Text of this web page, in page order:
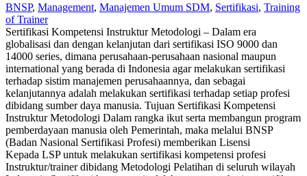
BNSP, Management, Manajemen Umum SDM, Sertifikasi, Training
of Trainer
Sertifikasi Kompetensi Instruktur Metodologi – Dalam era
globalisasi dan dengan kelanjutan dari sertifikasi ISO 9000 dan
14000 series, dimana perusahaan-perusahaan nasional maupun
international yang berada di Indonesia agar melakukan sertifikasi
terhadap sistim manajemen perusahaannya, dan sebagai
kelanjutannya adalah melakukan sertifikasi terhadap setiap profesi
dibidang sumber daya manusia. Tujuan Sertifikasi Kompetensi
Instruktur Metodologi Dalam rangka ikut serta membangun program
pemberdayaan manusia oleh Pemerintah, maka melalui BNSP
(Badan Nasional Sertifikasi Profesi) memberikan Lisensi
Kepada LSP untuk melakukan sertifikasi kompetensi profesi
Instruktur/trainer dibidang Metodologi Pelatihan di seluruh wilayah